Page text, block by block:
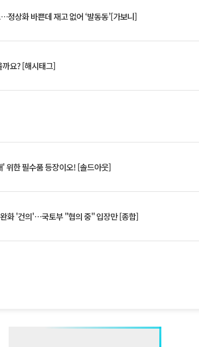
정상화 바쁜데 재고 없어 ‘발동동’[가보니]
요? [해시태그]
위한 필수품 등장이오! [솔드아웃]
화 '건의'⋯국토부 "협의 중" 입장만 [종합]